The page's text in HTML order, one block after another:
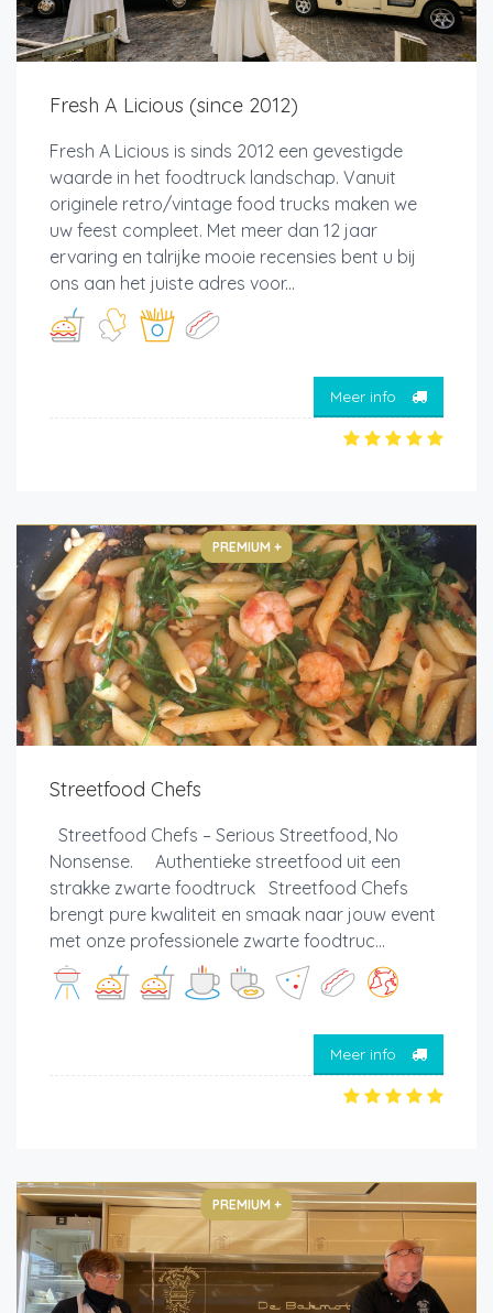
Fresh A Licious (since 2012)
Fresh A Licious is sinds 2012 een gevestigde
waarde in het foodtruck landschap. Vanuit
originele retro/vintage food trucks maken we
uw feest compleet. Met meer dan 12 jaar
ervaring en talrijke mooie recensies bent u bij
ons aan het juiste adres voor...
Meer info
PREMIUM +
Streetfood Chefs
Streetfood Chefs – Serious Streetfood, No
Nonsense. Authentieke streetfood uit een
strakke zwarte foodtruck Streetfood Chefs
brengt pure kwaliteit en smaak naar jouw event
met onze professionele zwarte foodtruc...
Meer info
PREMIUM +